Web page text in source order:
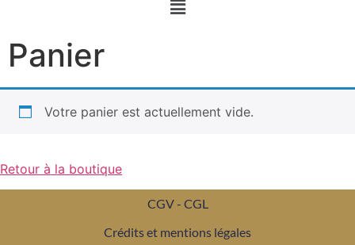
Panier
Votre panier est actuellement vide.
Retour à la boutique
CGV - CGL
Crédits et mentions légales